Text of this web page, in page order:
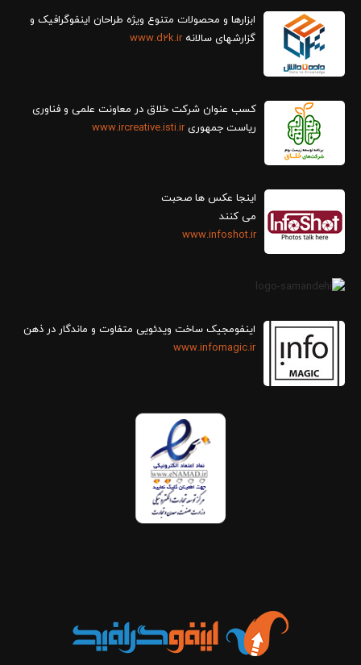
ابزارها و محصولات متنوع ویژه طراحان اینفوگرافیک و
گزارش‎های سالانه
www.d2k.ir
کسب عنوان شرکت خلاق در معاونت علمی و فناوری
ریاست جمهوریwww.ircreative.isti.ir
اینجا عکس ها صحبت
می کنند
www.infoshot.ir
اینفومجیک ساخت ویدئویی متفاوت و ماندگار در ذهن
www.infomagic.ir